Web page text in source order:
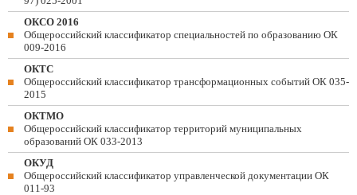
ОКСО 2016
Общероссийский классификатор специальностей по образованию ОК
009-2016
ОКТС
Общероссийский классификатор трансформационных событий ОК 035-
2015
ОКТМО
Общероссийский классификатор территорий муниципальных
образований ОК 033-2013
ОКУД
Общероссийский классификатор управленческой документации ОК
011-93